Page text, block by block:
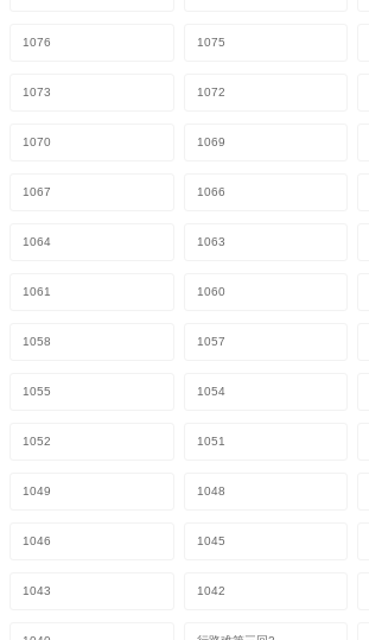
1076 1075
1073 1072
1070 1069
1067 1066
1064 1063
1061 1060
1058 1057
1055 1054
1052 1051
1049 1048
1046 1045
1043 1042